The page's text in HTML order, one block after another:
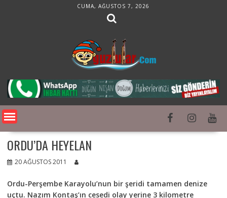
CUMA, AĞUSTOS 7, 2026
ORDU’DA HEYELAN
20 AĞUSTOS 2011
Ordu-Perşembe Karayolu’nun bir şeridi tamamen denize
uçtu. Nazım Kontaş’ın cesedi olay yerine 3 kilometre